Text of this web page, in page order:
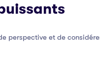
perspective et de